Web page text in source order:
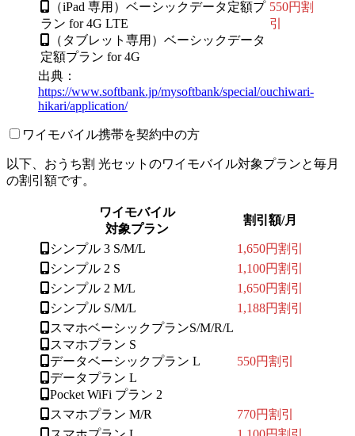
（iPad 専用）ベーシックデータ定額プ
ラン for 4G LTE
（タブレット専用）ベーシックデータ
定額プラン for 4G
550円割
引
出典：
https://www.softbank.jp/mysoftbank/special/ouchiwari-
hikari/application/
ワイモバイル携帯を契約中の方
以下、おうち割 光セットのワイモバイル対象プランと毎月
の割引額です。
ワイモバイル
対象プラン
割引額/月
シンプル 3 S/M/L
1,650円割引
シンプル 2 S
1,100円割引
シンプル 2 M/L
1,650円割引
シンプル S/M/L
1,188円割引
スマホベーシックプランS/M/R/L
スマホプラン S
データベーシックプラン L
データプラン L
Pocket WiFi プラン 2
550円割引
スマホプラン M/R
770円割引